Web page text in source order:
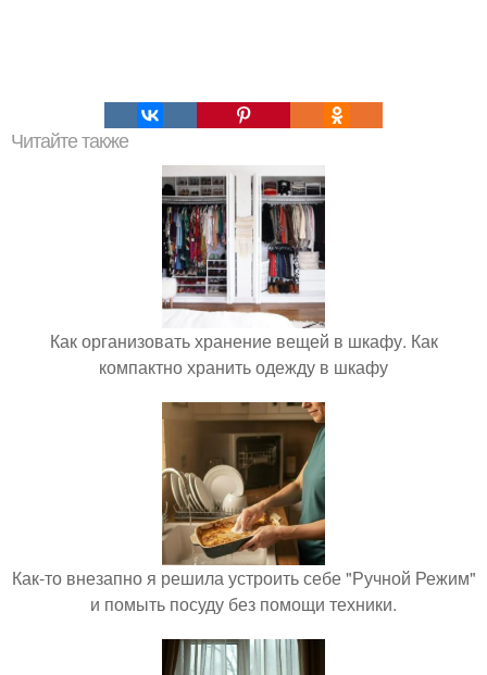
Читайте также
Как организовать хранение вещей в шкафу. Как
компактно хранить одежду в шкафу
Как-то внезапно я решила устроить себе "Ручной Режим"
и помыть посуду без помощи техники.